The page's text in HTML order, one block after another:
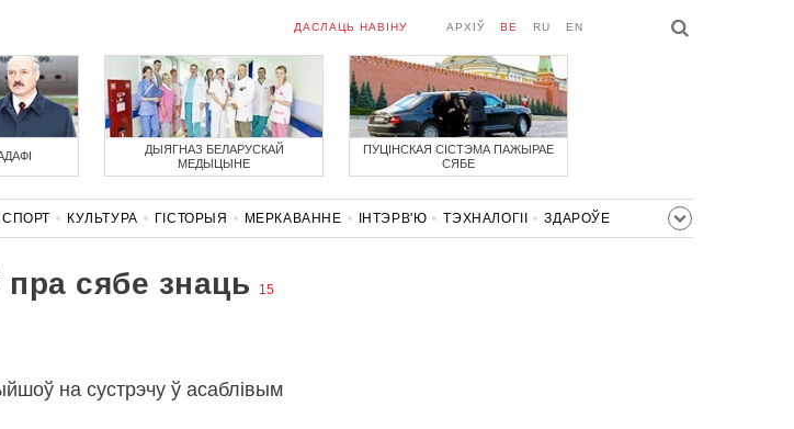
ДАСЛАЦЬ НАВІНУ АРХІЎ BE RU EN
ДЫЯГНАЗ БЕЛАРУСКАЙ
МЕДЫЦЫНЕ
ПУЦІНСКАЯ СІСТЭМА ПАЖЫРАЕ
СЯБЕ
СПОРТ КУЛЬТУРА ГІСТОРЫЯ МЕРКАВАННЕ ІНТЭРВ'Ю ТЭХНАЛОГІІ
ЗДАРОЎЕ
сябе знаць 15
на сустрэчу ў асаблівым